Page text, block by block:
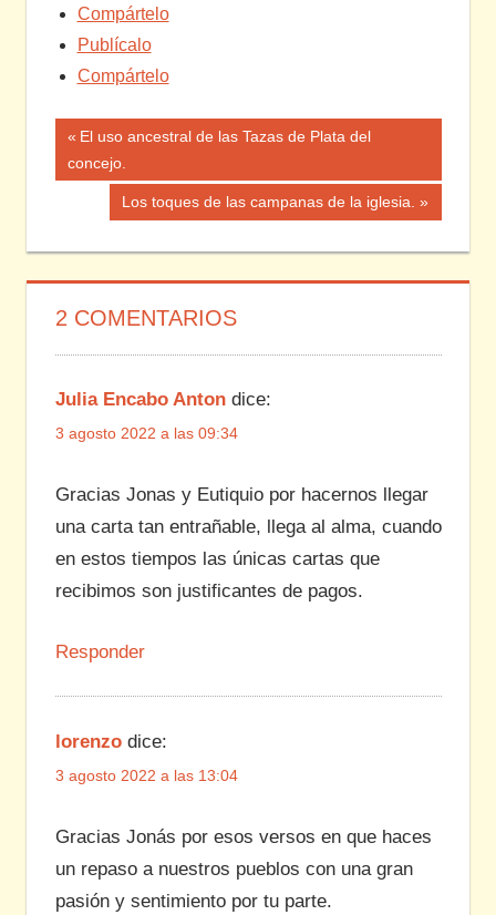
Compártelo
Publícalo
Compártelo
Navegación
de
entradas
Entrada
anterior:
El uso ancestral de las Tazas de Plata del
concejo.
Siguiente
Los toques de las campanas de la iglesia.
2 COMENTARIOS
Julia Encabo Anton dice:
3 agosto 2022 a las 09:34
Gracias Jonas y Eutiquio por hacernos llegar
una carta tan entrañable, llega al alma, cuando
en estos tiempos las únicas cartas que
recibimos son justificantes de pagos.
Responder
lorenzo dice:
3 agosto 2022 a las 13:04
Gracias Jonás por esos versos en que haces
un repaso a nuestros pueblos con una gran
pasión y sentimiento por tu parte.